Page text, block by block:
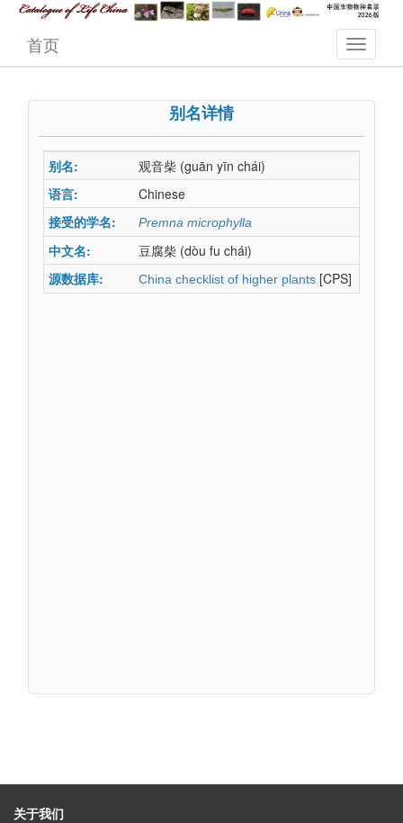
首页
别名详情
别名: 观音柴 (guān yīn chái)
语言:
Chinese
接受的学名:
Premna microphylla
中文名: 豆腐柴 (dòu fu chái)
源数据库:
China checklist of higher plants [CPS]
关于我们